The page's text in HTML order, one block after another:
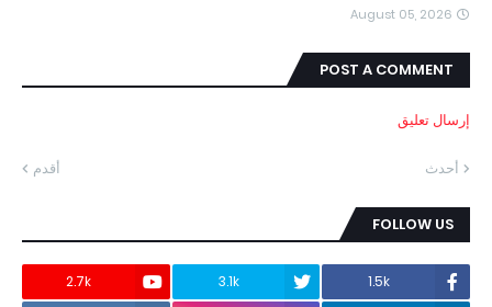
August 05, 2026
POST A COMMENT
إرسال تعليق
أحدث أقدم
FOLLOW US
1.5k
3.1k
2.7k